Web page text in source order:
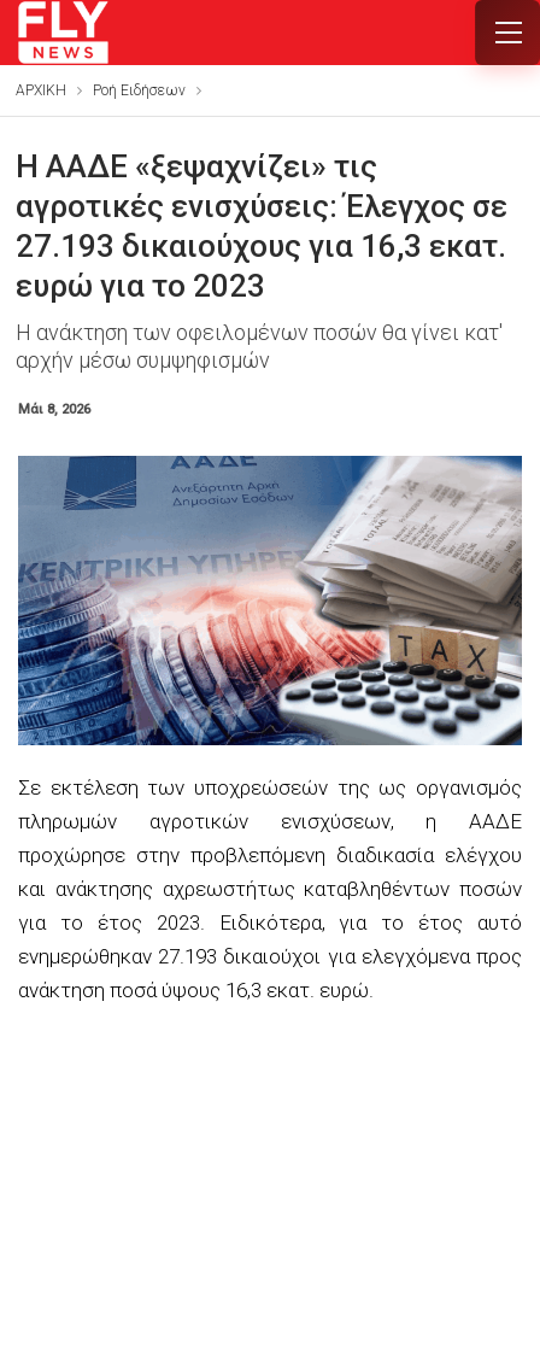
ΑΡΧΙΚΗ Ροή Ειδήσεων
Η ΑΑΔΕ «ξεψαχνίζει» τις
αγροτικές ενισχύσεις: Έλεγχος σε
27.193 δικαιούχους για 16,3 εκατ.
ευρώ για το 2023
Η ανάκτηση των οφειλομένων ποσών θα γίνει κατ'
αρχήν μέσω συμψηφισμών
Μάι 8, 2026
Σε εκτέλεση των υποχρεώσεών της ως οργανισμός
πληρωμών αγροτικών ενισχύσεων, η ΑΑΔΕ
προχώρησε στην προβλεπόμενη διαδικασία ελέγχου
και ανάκτησης αχρεωστήτως καταβληθέντων ποσών
για το έτος 2023. Ειδικότερα, για το έτος αυτό
ενημερώθηκαν 27.193 δικαιούχοι για ελεγχόμενα προς
ανάκτηση ποσά ύψους 16,3 εκατ. ευρώ.